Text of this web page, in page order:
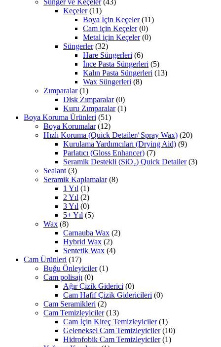
Keçeler (11)
Boya İçin Keçeler (11)
Cam için Keçeler (0)
Metal için Keçeler (0)
Süngerler (32)
Hare Süngerleri (6)
İnce Pasta Süngerleri (5)
Kalın Pasta Süngerleri (13)
Wax Süngerleri (8)
Zımparalar (1)
Disk Zımparalar (0)
Kuru Zımparalar (1)
Boya Koruma Ürünleri (51)
Boya Korumalar (12)
Hızlı Koruma (Quick Detailer/ Spray Wax) (20)
Kurulama Yardımcıları (Drying Aid) (9)
Parlatıcı (Gloss Enhancer) (7)
Seramik Destekli (SiO₂) Quick Detailer (3)
Sealant (3)
Seramik Kaplamalar (8)
1 Yıl (1)
2 Yıl (2)
3 Yıl (0)
5+ Yıl (5)
Wax (8)
Carnauba Wax (2)
Hybrid Wax (2)
Sentetik Wax (4)
Cam Ürünleri (17)
Buğu Önleyiciler (1)
Cam polisajı (0)
Ağır Çizik Giderici (0)
Cam Hafif Çizik Gidericileri (0)
Cam Seramikleri (2)
Cam Temizleyiciler (13)
Cam İçin Kireç Temizleyiciler (1)
Geleneksel Cam Temizleyiciler (10)
Hidrofobik Cam Temizleyiciler (1)